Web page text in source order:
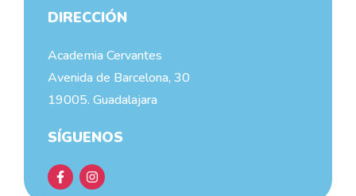
DIRECCIÓN
Academia Cervantes
Avenida de Barcelona, 30
19005. Guadalajara
SÍGUENOS